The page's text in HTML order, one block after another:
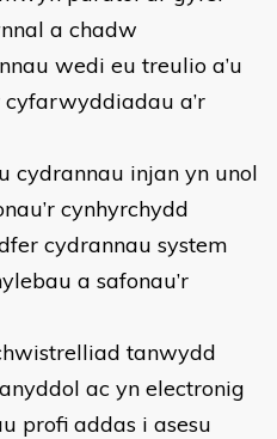
a chadw
wedi eu treulio a’u
cyfarwyddiadau a’r
cydrannau injan yn unol
cynhyrchydd
cydrannau system
a safonau’r
tanwydd
ac yn electronig
profi addas i asesu